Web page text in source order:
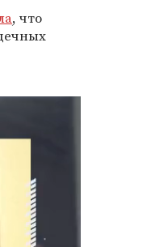
, что